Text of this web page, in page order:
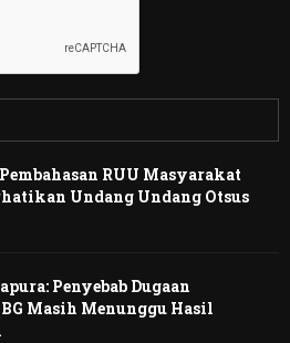
RUU Masyarakat
Undang Undang Otsus
Penyebab Dugaan
Masih Menunggu Hasil